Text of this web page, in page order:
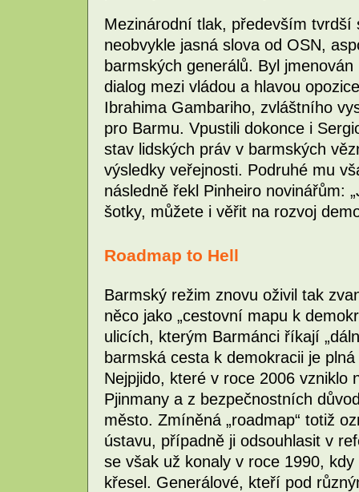
Mezinárodní tlak, především tvrdší
neobvykle jasná slova od OSN,
barmských generálů. Byl
dialog mezi vládou a hlavou
Ibrahima Gambariho, zvláštního
pro Barmu. Vpustili dokonce i
stav lidských práv v barmských
výsledky veřejnosti. Podruhé mu
následně řekl Pinheiro novinářům:
šotky, můžete i věřit na rozvoj
Roadmap to Hell
Barmský režim znovu oživil tak
něco jako „cestovní mapu k
ulicích, kterým Barmánci říkají
barmská cesta k demokracii je
Nejpjido, které v roce 2006 vzniklo
Pjinmany a z bezpečnostních
město. Zmíněná „roadmap“ totiž
ústavu, případně ji odsouhlasit v
se však už konaly v roce 1990,
křesel. Generálové, kteří pod